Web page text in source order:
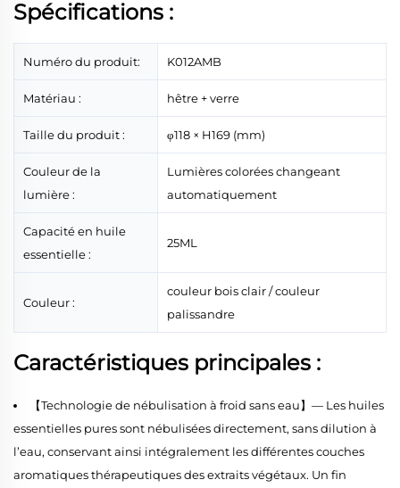
Spécifications :
Numéro du produit: K012AMB
Matériau : hêtre + verre
Taille du produit : φ118 × H169 (mm)
Couleur de la
lumière :
Lumières colorées changeant
automatiquement
Capacité en huile
essentielle :
25ML
Couleur :
couleur bois clair / couleur
palissandre
Caractéristiques principales :
【Technologie de nébulisation à froid sans eau】— Les huiles
essentielles pures sont nébulisées directement, sans dilution à
l’eau, conservant ainsi intégralement les différentes couches
aromatiques thérapeutiques des extraits végétaux. Un fin